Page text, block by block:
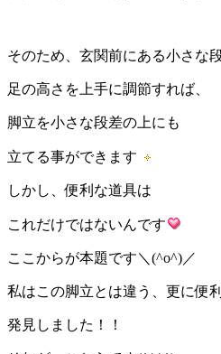
そのため、玄関前にある小さな
足の高さを上手に調節すれば、
脚立を小さな段差の上にも
立てる事ができます
しかし、便利な道具は
これだけではないんです
ここからが本題です＼(^o^)／
私はこの脚立とは違う、更に便
発見しました！！